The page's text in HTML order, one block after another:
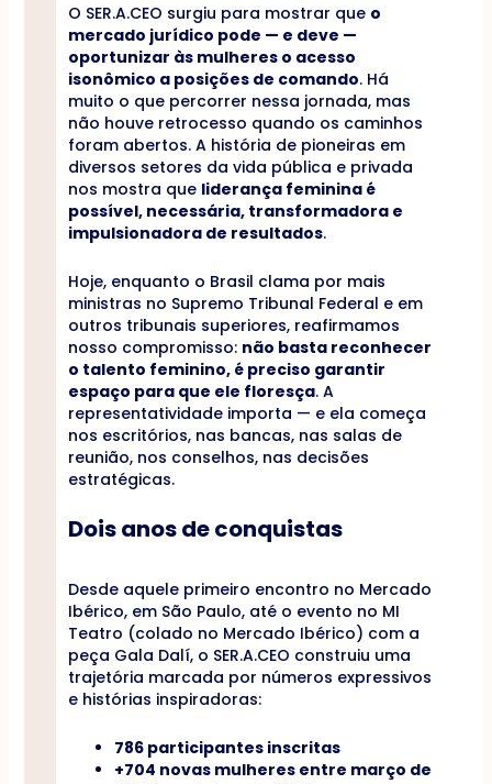
O SER.A.CEO surgiu para mostrar que o
mercado jurídico pode — e deve —
oportunizar às mulheres o acesso
isonômico a posições de comando. Há
muito o que percorrer nessa jornada, mas
não houve retrocesso quando os caminhos
foram abertos. A história de pioneiras em
diversos setores da vida pública e privada
nos mostra que liderança feminina é
possível, necessária, transformadora e
impulsionadora de resultados.
Hoje, enquanto o Brasil clama por mais
ministras no Supremo Tribunal Federal e em
outros tribunais superiores, reafirmamos
nosso compromisso: não basta reconhecer
o talento feminino, é preciso garantir
espaço para que ele floresça. A
representatividade importa — e ela começa
nos escritórios, nas bancas, nas salas de
reunião, nos conselhos, nas decisões
estratégicas.
Dois anos de conquistas
Desde aquele primeiro encontro no Mercado
Ibérico, em São Paulo, até o evento no MI
Teatro (colado no Mercado Ibérico) com a
peça Gala Dalí, o SER.A.CEO construiu uma
trajetória marcada por números expressivos
e histórias inspiradoras:
786 participantes inscritas
+704 novas mulheres entre março de